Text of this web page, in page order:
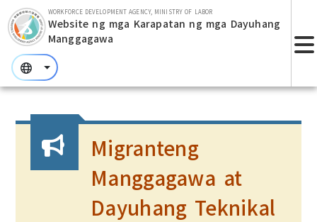
Lumaktaw sa bloke ng pangunahing nilalaman
WORKFORCE DEVELOPMENT AGENCY, MINISTRY OF LABOR
Website ng mga Karapatan ng mga Dayuhang
Manggagawa
:::
:::
Migranteng
Manggagawa at
Dayuhang Teknikal